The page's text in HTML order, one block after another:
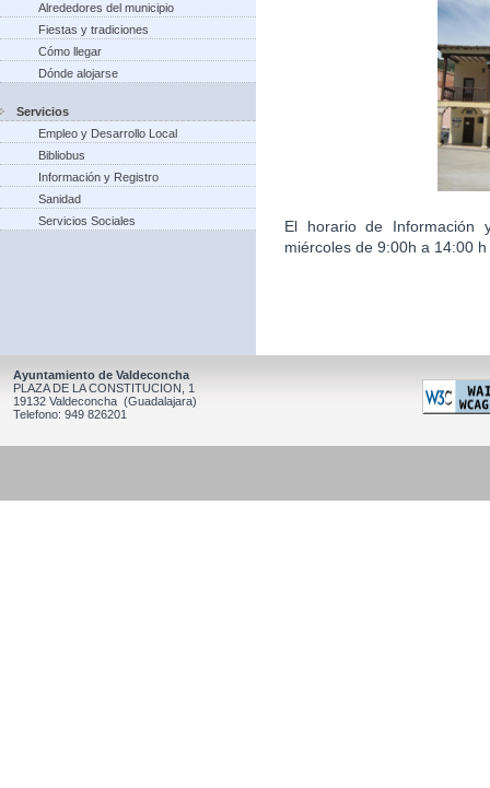
Alrededores del municipio
Fiestas y tradiciones
Cómo llegar
Dónde alojarse
Servicios
Empleo y Desarrollo Local
Bibliobus
Información y Registro
Sanidad
Servicios Sociales
El horario de Información
miércoles de 9:00h a 14:00
Ayuntamiento de Valdeconcha
PLAZA DE LA CONSTITUCION, 1
19132 Valdeconcha (Guadalajara)
Telefono: 949 826201